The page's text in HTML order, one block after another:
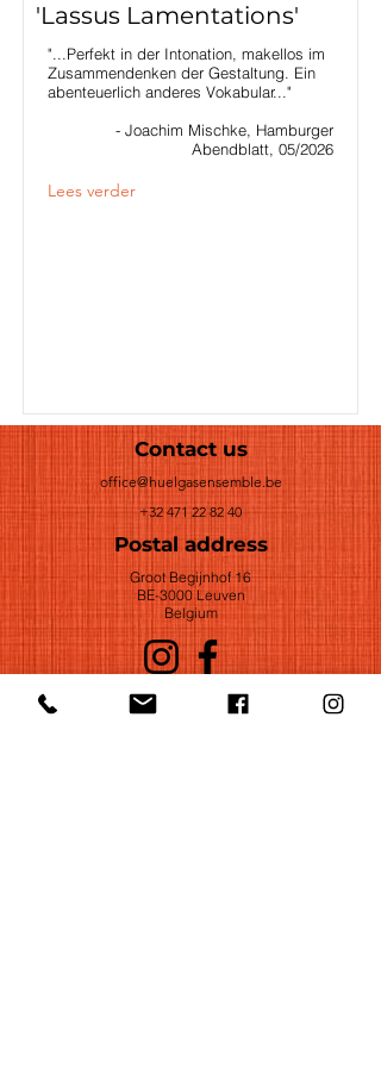
'Lassus Lamentations'
"...Perfekt in der Intonation, makellos im
Zusammendenken der Gestaltung. Ein
abenteuerlich anderes Vokabular..."
- Joachim Mischke, Hamburger
Abendblatt, 05/2026
Lees verder
Contact us
office@huelgasensemble.be
+32 471 22 82 40
Postal address
Groot Begijnhof 16
BE-3000 Leuven
Belgium
©2022 by Huelgas Ensemble